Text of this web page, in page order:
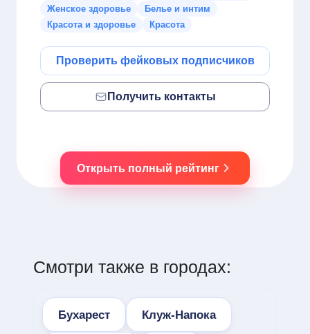
Женское здоровье
Белье и интим
Красота и здоровье
Красота
Проверить фейковых подписчиков
Получить контакты
Открыть полный рейтинг
Смотри также в городах:
Бухарест Клуж-Напока